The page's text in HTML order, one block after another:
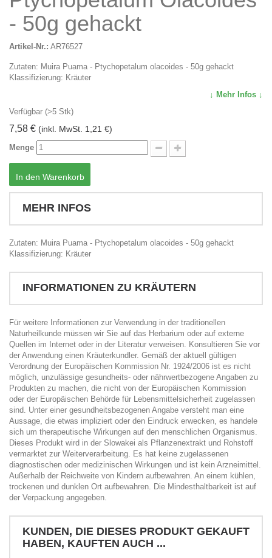
- 50g gehackt
Artikel-Nr.: AR76527
Zutaten: Muira Puama - Ptychopetalum olacoides - 50g gehackt
Klassifizierung: Kräuter
↓ Mehr Infos ↓
Verfügbar (>5 Stk)
7,58 € (inkl. MwSt. 1,21 €)
Menge
In den Warenkorb
MEHR INFOS
Zutaten: Muira Puama - Ptychopetalum olacoides - 50g gehackt
Klassifizierung: Kräuter
INFORMATIONEN ZU KRÄUTERN
Für weitere Informationen zur Verwendung in der traditionellen
Naturheilkunde müssen wir Sie auf das Herbarium oder auf externe
Quellen im Internet oder in der Literatur verweisen. Konsultieren Sie vor
der Anwendung einen Kräuterkundler. Gemäß der aktuell gültigen
Verordnung der Europäischen Kommission Nr. 1924/2006 ist es nicht
möglich, unzulässige gesundheits- oder nährwertbezogene Angaben zu
Produkten zu machen, die nicht von der Europäischen Kommission
oder der Europäischen Behörde für Lebensmittelsicherheit zugelassen
sind. Unter einer gesundheitsbezogenen Angabe versteht man eine
Aussage, die etwas impliziert oder den Eindruck erwecken, es handele
sich um therapeutische Wirkungen auf den menschlichen Organismus.
Dieses Produkt wird in der Slowakei als Pflanzenextrakt und Rohstoff
vermarktet zur Weiterverarbeitung. Es hat keine zugelassenen
diagnostischen oder medizinischen Wirkungen und ist kein Arzneimittel.
Außerhalb der Reichweite von Kindern aufbewahren. An einem kühlen,
trockenen und dunklen Ort aufbewahren. Die Mindesthaltbarkeit ist auf
der Verpackung angegeben.
KUNDEN, DIE DIESES PRODUKT GEKAUFT
HABEN, KAUFTEN AUCH ...